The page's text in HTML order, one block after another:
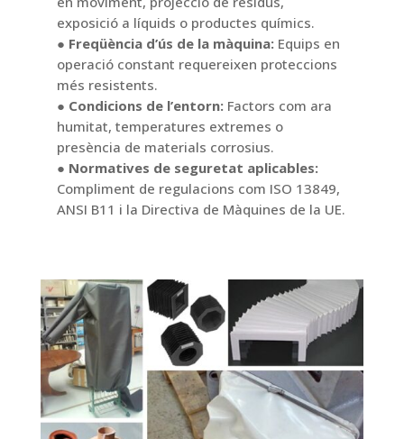
exposició a líquids o productes químics.
● Freqüència d’ús de la màquina:Equips en
operació constant requereixen proteccions
més resistents.
● Condicions de l’entorn:Factors com ara
humitat, temperatures extremes o
presència de materials corrosius.
● Normatives de seguretat aplicables:
Compliment de regulacions com ISO 13849,
ANSI B11 i la Directiva de Màquines de la UE.